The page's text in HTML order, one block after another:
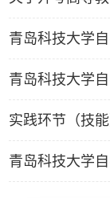
实践环节（技